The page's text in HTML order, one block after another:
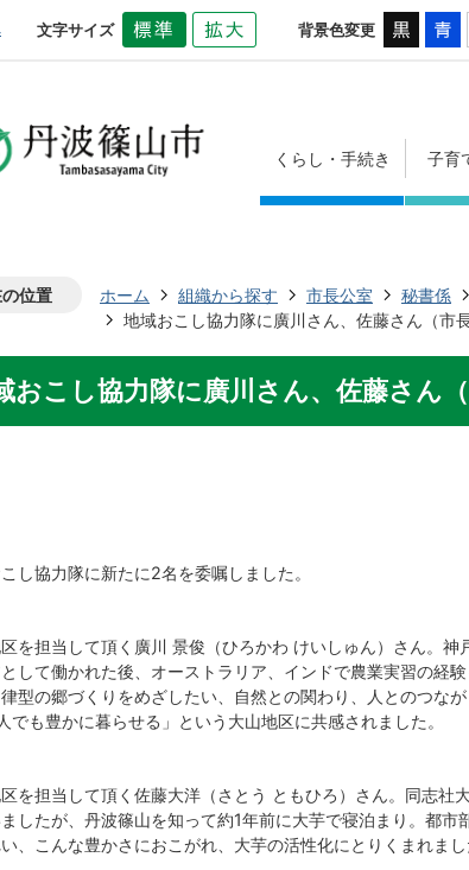
文字サイズ 背景色変更
くらし・手続き 子育
位置 ホーム 組織から探す 市長公室 秘書係
地域おこし協力隊に廣川さん、佐藤さん（市
おこし協力隊に廣川さん、佐藤さん（
し協力隊に新たに2名を委嘱しました。
を担当して頂く廣川 景俊（ひろかわ けいしゅん）さん。
して働かれた後、オーストラリア、インドで農業実習の経
型の郷づくりをめざしたい、自然との関わり、人とのつな
でも豊かに暮らせる」という大山地区に共感されました。
を担当して頂く佐藤大洋（さとう ともひろ）さん。同志社
したが、丹波篠山を知って約1年前に大芋で寝泊まり。都市
、こんな豊かさにおこがれ、大芋の活性化にとりくまれまし